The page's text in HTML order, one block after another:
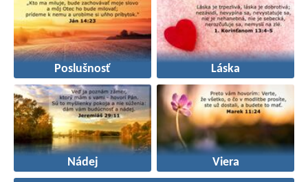
Poslušnosť Láska
Nádej Viera